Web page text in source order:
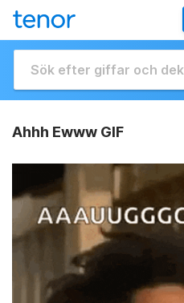
Ahhh Ewww GIF